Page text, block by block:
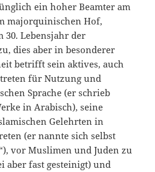
ein hoher Beamter am
majorquinischen Hof,
30. Lebensjahr der
dies aber in besonderer
betrifft sein aktives, auch
für Nutzung und
Sprache (er schrieb
in Arabisch), seine
Gelehrten in
(er nannte sich selbst
vor Muslimen und Juden zu
aber fast gesteinigt) und